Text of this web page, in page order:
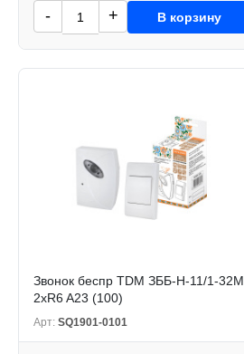
- + В корзину
Звонок беспр TDM ЗББ-Н-11/1-32М
2xR6 A23 (100)
Арт: SQ1901-0101